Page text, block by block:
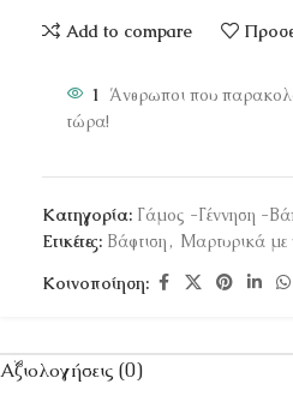
Add to compare
1 Άνθρωποι που
τώρα!
Κατηγορία: Γάμος -Γέννηση -
Ετικέτες: Βάφτιση , Μαρτυρικά
Κοινοποίηση:
Αξιολογήσεις (0)